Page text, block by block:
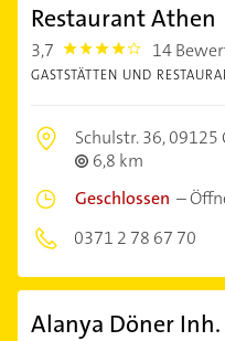
Restaurant Athen
3,7 3.7 14
GASTSTÄTTEN UND
Schulstr. 36,09125
6,8 km
Geschlossen –
0371 2 78 67 70
Alanya Döner